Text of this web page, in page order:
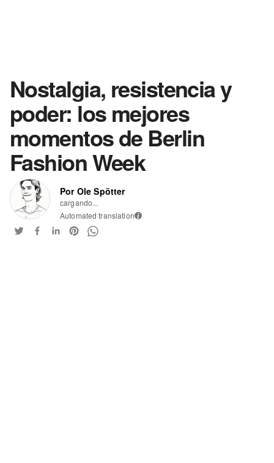
Nostalgia, resistencia y
poder: los mejores
momentos de Berlin
Fashion Week
Por Ole Spötter
cargando...
Automated translation i